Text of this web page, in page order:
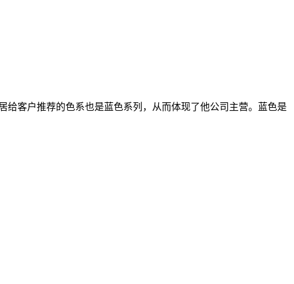
客户推荐的色系也是蓝色系列，从而体现了他公司主营。蓝色是